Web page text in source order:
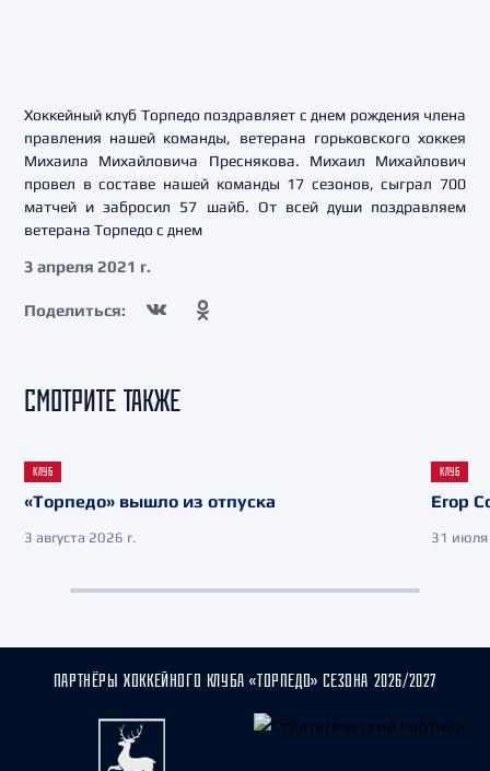
Хоккейный клуб Торпедо поздравляет с днем рождения члена
правления нашей команды, ветерана горьковского хоккея
Михаила Михайловича Преснякова. Михаил Михайлович
провел в составе нашей команды 17 сезонов, сыграл 700
матчей и забросил 57 шайб. От всей души поздравляем
ветерана Торпедо с днем
3 апреля 2021 г.
Поделиться:
СМОТРИТЕ ТАКЖЕ
КЛУБ
«Торпедо» вышло из отпуска
3 августа 2026 г.
КЛУБ
Егор
31 июля
ПАРТНЁРЫ ХОККЕЙНОГО КЛУБА «ТОРПЕДО» СЕЗОНА 2026/2027